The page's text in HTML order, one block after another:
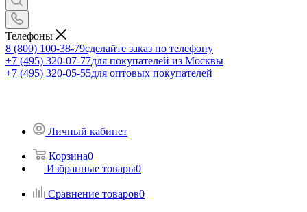
Телефоны
8 (800) 100-38-79сделайте заказ по телефону
+7 (495) 320-07-77для покупателей из Москвы
+7 (495) 320-05-55для оптовых покупателей
Личный кабинет
Корзина0
Избранные товары0
Сравнение товаров0